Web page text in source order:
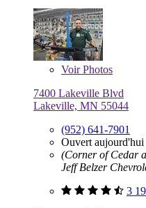
VoirPhotos
7400 Lakeville Blvd
Lakeville, MN 55044
(952) 641-7901
Ouvert aujourd'hui
(Corner of Cedar
Jeff Belzer
3